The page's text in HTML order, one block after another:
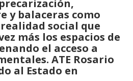
y balaceras como
social que
más los espacios de
el acceso a
ATE Rosario
al Estado en